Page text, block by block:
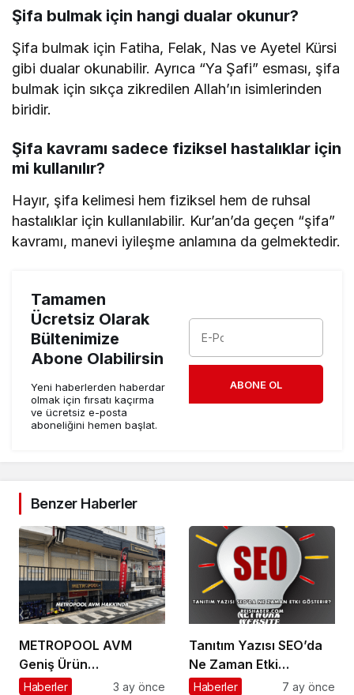
Şifa bulmak için hangi dualar okunur?
Şifa bulmak için Fatiha, Felak, Nas ve Ayetel Kürsi
gibi dualar okunabilir. Ayrıca “Ya Şafi” esması, şifa
bulmak için sıkça zikredilen Allah’ın isimlerinden
biridir.
Şifa kavramı sadece fiziksel hastalıklar için
mi kullanılır?
Hayır, şifa kelimesi hem fiziksel hem de ruhsal
hastalıklar için kullanılabilir. Kur’an’da geçen “şifa”
kavramı, manevi iyileşme anlamına da gelmektedir.
Tamamen
Ücretsiz Olarak
Bültenimize
Abone Olabilirsin
Yeni haberlerden haberdar
olmak için fırsatı kaçırma
ve ücretsiz e-posta
aboneliğini hemen başlat.
ABONE OL
Benzer Haberler
METROPOOL AVM
Geniş Ürün
Yelpazesiyle Dikkat
Haberler 3 ay önce
Tanıtım Yazısı SEO’da
Ne Zaman Etki
Gösterir?
Haberler 7 ay önce